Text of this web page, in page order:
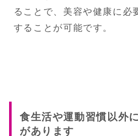
ることで、美容や健康に必
することが可能です。
食生活や運動習慣以外
があります